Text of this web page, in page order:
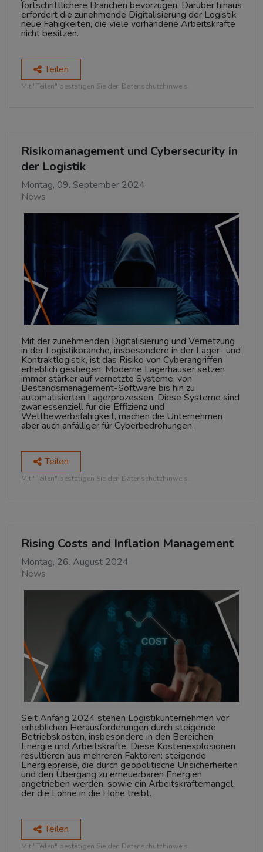
fortschrittlichere Branchen bevorzugen. Darüber hinaus
erfordert die zunehmende Digitalisierung der Logistik
neue Fähigkeiten, die viele vorhandene Arbeitskräfte
nicht besitzen.
Teilen
Mit "Teilen" bestätigen Sie den Datenschutzhinweis.
Risikomanagement und Cybersecurity in
der Logistik
Montag, 09. September 2024
News
Mit der zunehmenden Digitalisierung und Vernetzung
in der Logistikbranche, insbesondere in der Lager- und
Kontraktlogistik, ist das Risiko von Cyberangriffen
erheblich gestiegen. Moderne Lagerhäuser setzen
immer stärker auf vernetzte Systeme, von
Bestandsmanagement-Software bis hin zu
automatisierten Lagerprozessen. Diese Systeme sind
zwar essenziell für die Effizienz und
Wettbewerbsfähigkeit, machen die Unternehmen
aber auch anfälliger für Cyberbedrohungen.
Teilen
Mit "Teilen" bestätigen Sie den Datenschutzhinweis.
Rising Costs and Inflation Management
Montag, 26. August 2024
News
Seit Anfang 2024 stehen Logistikunternehmen vor
erheblichen Herausforderungen durch steigende
Betriebskosten, insbesondere in den Bereichen
Energie und Arbeitskräfte. Diese Kostenexplosionen
resultieren aus mehreren Faktoren: steigende
Energiepreise, die durch geopolitische Unsicherheiten
und den Übergang zu erneuerbaren Energien
angetrieben werden, sowie ein Arbeitskräftemangel,
der die Löhne in die Höhe treibt.
Teilen
Mit "Teilen" bestätigen Sie den Datenschutzhinweis.